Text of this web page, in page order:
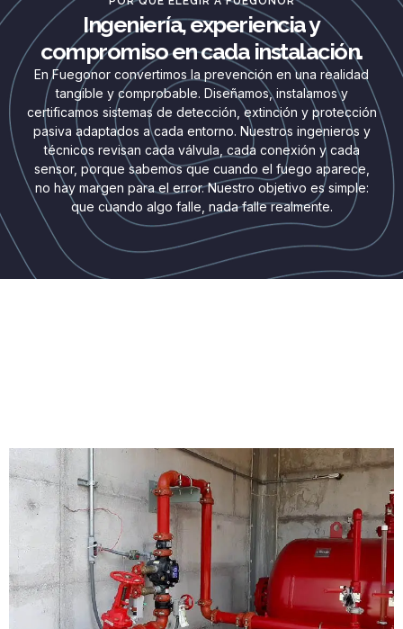
Ingeniería, experiencia y
compromiso en cada instalación.
En Fuegonor convertimos la prevención en una realidad
tangible y comprobable. Diseñamos, instalamos y
certificamos sistemas de detección, extinción y protección
pasiva adaptados a cada entorno. Nuestros ingenieros y
técnicos revisan cada válvula, cada conexión y cada
sensor, porque sabemos que cuando el fuego aparece,
no hay margen para el error. Nuestro objetivo es simple:
que cuando algo falle, nada falle realmente.